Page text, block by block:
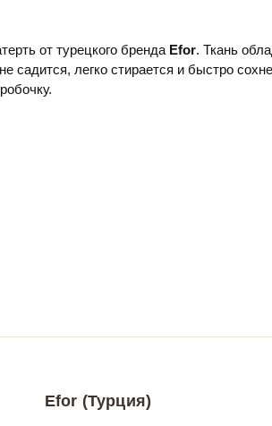
от турецкого бренда Efor. Ткань
садится, легко стирается и быстро
Efor (Турция)